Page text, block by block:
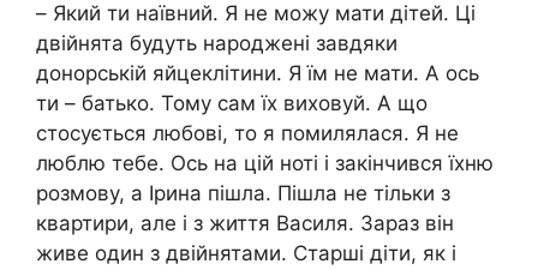
– Який ти наївний. Я не можу мати дітей. Ці
двійнята будуть народжені завдяки
донорській яйцеклітини. Я їм не мати. А ось
ти – батько. Тому сам їх виховуй. А що
стосується любові, то я помилялася. Я не
люблю тебе. Ось на цій ноті і закінчився їхню
розмову, а Ірина пішла. Пішла не тільки з
квартири, але і з життя Василя. Зараз він
живе один з двійнятами. Старші діти, як і